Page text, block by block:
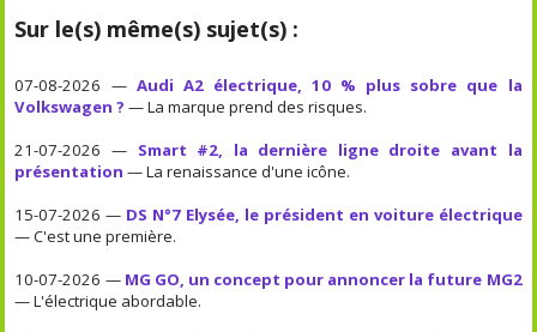
Sur le(s) même(s) sujet(s) :
07-08-2026 — Audi A2 électrique, 10 % plus sobre que la
Volkswagen ? — La marque prend des risques.
21-07-2026 — Smart #2, la dernière ligne droite avant la
présentation — La renaissance d'une icône.
15-07-2026 — DS N°7 Elysée, le président en voiture électrique
— C'est une première.
10-07-2026 — MG GO, un concept pour annoncer la future MG2
— L'électrique abordable.